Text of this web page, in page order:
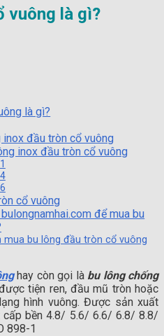
vuông là gì?
là gì?
đầu tròn cổ vuông
inox đầu tròn cổ vuông
cổ vuông
để mua bu
mua bu lông đầu tròn cổ vuông
hay còn gọi là bu lông chống
tiện ren, đầu mũ tròn hoặc
hình vuông. Được sản xuất
cấp bền 4.8/ 5.6/ 6.6/ 6.8/ 8.8/
898-1